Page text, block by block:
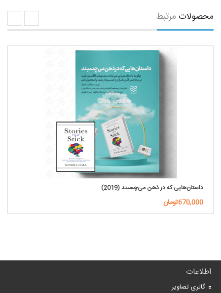
محصولات مرتبط
داستان‌هایی که در ذهن می‌چسبند (2019)
670,000تومان
اطلاعات
گالری تصاویر